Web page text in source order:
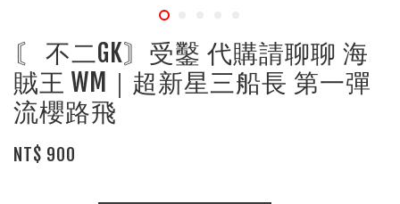
〘 不二GK〙受鑿 代購請聊聊 海
賊王 WM｜超新星三船長 第一彈
流櫻路飛
NT$ 900